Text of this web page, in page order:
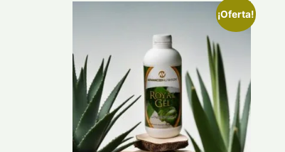
¡Oferta!